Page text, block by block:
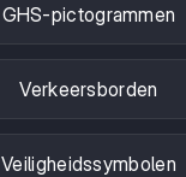
GHS-pictogrammen
Verkeersborden
Veiligheidssymbolen